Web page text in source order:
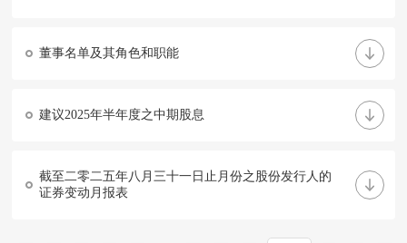
董事名单及其角色和职能
建议2025年半年度之中期股息
截至二零二五年八月三十一日止月份之股份发行人的
证券变动月报表